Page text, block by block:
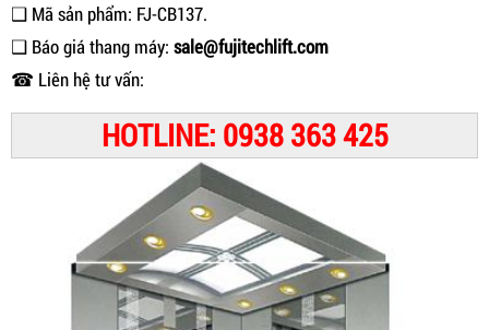
❑ Mã sản phẩm: FJ-CB137.
❑ Báo giá thang máy: sale@fujitechlift.com
☎ Liên hệ tư vấn:
HOTLINE: 0938 363 425